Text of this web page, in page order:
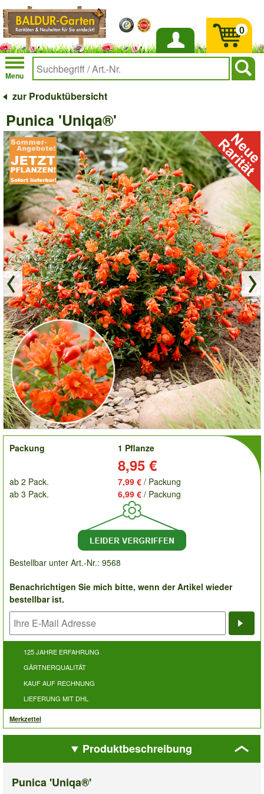
Anmelden
Menu
0
zur Produktübersicht
Punica 'Uniqa®'
order
Packung
1 Pflanze
8,95 €
ab 2 Pack. 7,99 € / Packung
ab 3 Pack.
6,99 € / Packung
Bestellbar unter Art.-Nr.: 9568
Benachrichtigen Sie mich bitte, wenn der Artikel wieder
bestellbar ist.
125 JAHRE ERFAHRUNG
GÄRTNERQUALITÄT
KAUF AUF RECHNUNG
LIEFERUNG MIT DHL
Merkzettel
Produktbeschreibung
Punica 'Uniqa®'